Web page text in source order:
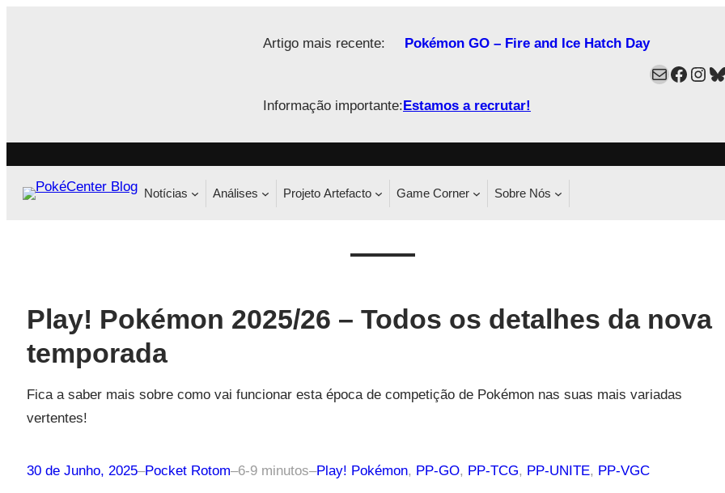
Artigo mais recente: Pokémon GO – Fire and Ice Hatch Day
Informação importante:Estamos a recrutar!
Mail
Notícias Análises Projeto Artefacto Game Corner Sobre Nós
Play! Pokémon 2025/26 – Todos os detalhes da nova
temporada
Fica a saber mais sobre como vai funcionar esta época de competição de Pokémon nas suas mais variadas
vertentes!
30 de Junho, 2025–Pocket Rotom–6-9 minutos–Play! Pokémon, PP-GO, PP-TCG, PP-UNITE, PP-VGC